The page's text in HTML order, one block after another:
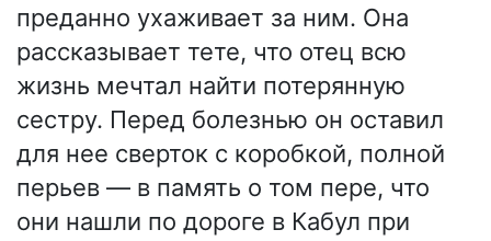
преданно ухаживает за ним. Она
рассказывает тете, что отец всю
жизнь мечтал найти потерянную
сестру. Перед болезнью он оставил
для нее сверток с коробкой, полной
перьев — в память о том пере, что
они нашли по дороге в Кабул при